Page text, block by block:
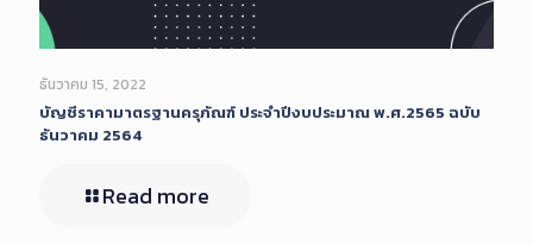
ธันวาคม 15, 2022
บัญชีราคามาตรฐานครุภัณฑ์ ประจำปีงบประมาณ พ.ศ.2565 ฉบับ
ธันวาคม 2564
Read more